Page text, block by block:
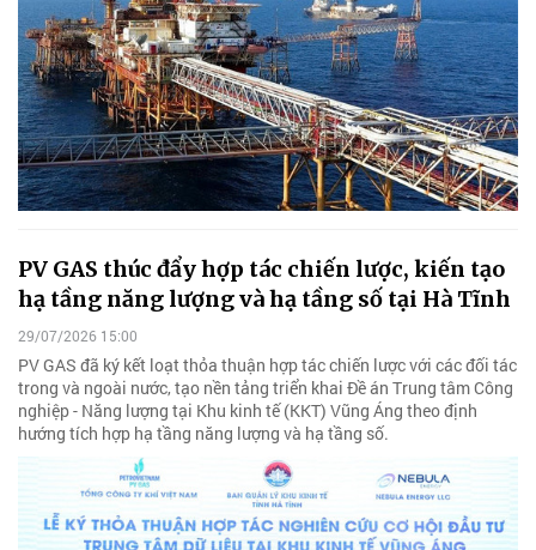
PV GAS thúc đẩy hợp tác chiến lược, kiến tạo
hạ tầng năng lượng và hạ tầng số tại Hà Tĩnh
29/07/2026 15:00
PV GAS đã ký kết loạt thỏa thuận hợp tác chiến lược với các đối tác
trong và ngoài nước, tạo nền tảng triển khai Đề án Trung tâm Công
nghiệp - Năng lượng tại Khu kinh tế (KKT) Vũng Áng theo định
hướng tích hợp hạ tầng năng lượng và hạ tầng số.